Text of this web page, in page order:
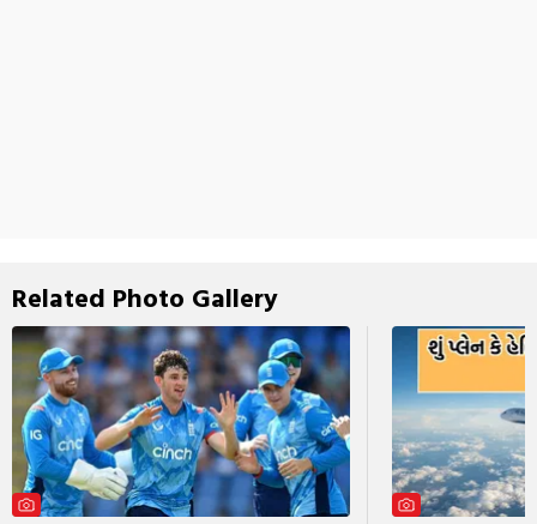
Related Photo Gallery